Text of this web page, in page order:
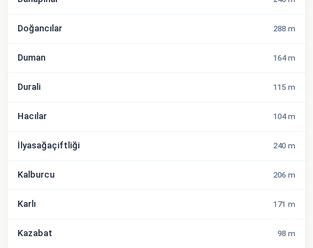
Doğancılar 288 m
Duman 164 m
Durali 115 m
Hacılar 104 m
İlyasağaçiftliği 240 m
Kalburcu 206 m
Karlı 171 m
Kazabat 98 m